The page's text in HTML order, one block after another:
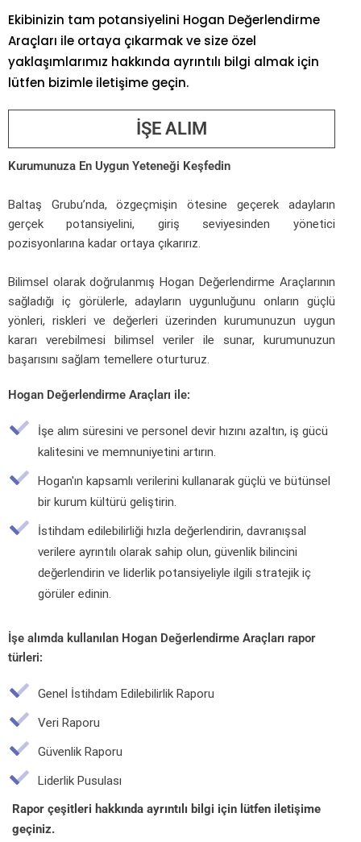
Ekibinizin tam potansiyelini Hogan Değerlendirme
Araçları ile ortaya çıkarmak ve size özel
yaklaşımlarımız hakkında ayrıntılı bilgi almak için
lütfen bizimle iletişime geçin.
İŞE ALIM
Kurumunuza En Uygun Yeteneği Keşfedin
Baltaş Grubu’nda, özgeçmişin ötesine geçerek adayların
gerçek potansiyelini, giriş seviyesinden yönetici
pozisyonlarına kadar ortaya çıkarırız.
Bilimsel olarak doğrulanmış Hogan Değerlendirme Araçlarının
sağladığı iç görülerle, adayların uygunluğunu onların güçlü
yönleri, riskleri ve değerleri üzerinden kurumunuzun uygun
kararı verebilmesi bilimsel veriler ile sunar, kurumunuzun
başarısını sağlam temellere oturturuz.
Hogan Değerlendirme Araçları ile:
İşe alım süresini ve personel devir hızını azaltın, iş gücü
kalitesini ve memnuniyetini artırın.
Hogan'ın kapsamlı verilerini kullanarak güçlü ve bütünsel
bir kurum kültürü geliştirin.
İstihdam edilebilirliği hızla değerlendirin, davranışsal
verilere ayrıntılı olarak sahip olun, güvenlik bilincini
değerlendirin ve liderlik potansiyeliyle ilgili stratejik iç
görüler edinin.
İşe alımda kullanılan Hogan Değerlendirme Araçları rapor
türleri:
Genel İstihdam Edilebilirlik Raporu
Veri Raporu
Güvenlik Raporu
Liderlik Pusulası
Rapor çeşitleri hakkında ayrıntılı bilgi için lütfen iletişime
geçiniz.